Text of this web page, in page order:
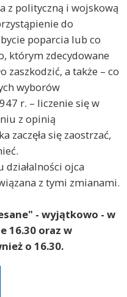
z polityczną i wojskową
do
poparcia lub co
którym zdecydowane
zaszkodzić, a także – co
wyborów
r. – liczenie się w
z opinią
zaczęła się zaostrzać,
ojca
z tymi zmianami.
- wyjątkowo - w
16.30 oraz w
o 16.30.